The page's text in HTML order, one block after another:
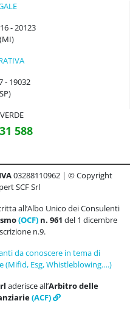
- 20123
- 19032
588
03288110962 | © Copyright
SCF Srl
all’Albo Unico dei Consulenti
(OCF)n. 961 del 1 dicembre
n.9.
da conoscere in tema di
(Mifid, Esg, Whistleblowing….)
aderisce all’Arbitro delle
(ACF)